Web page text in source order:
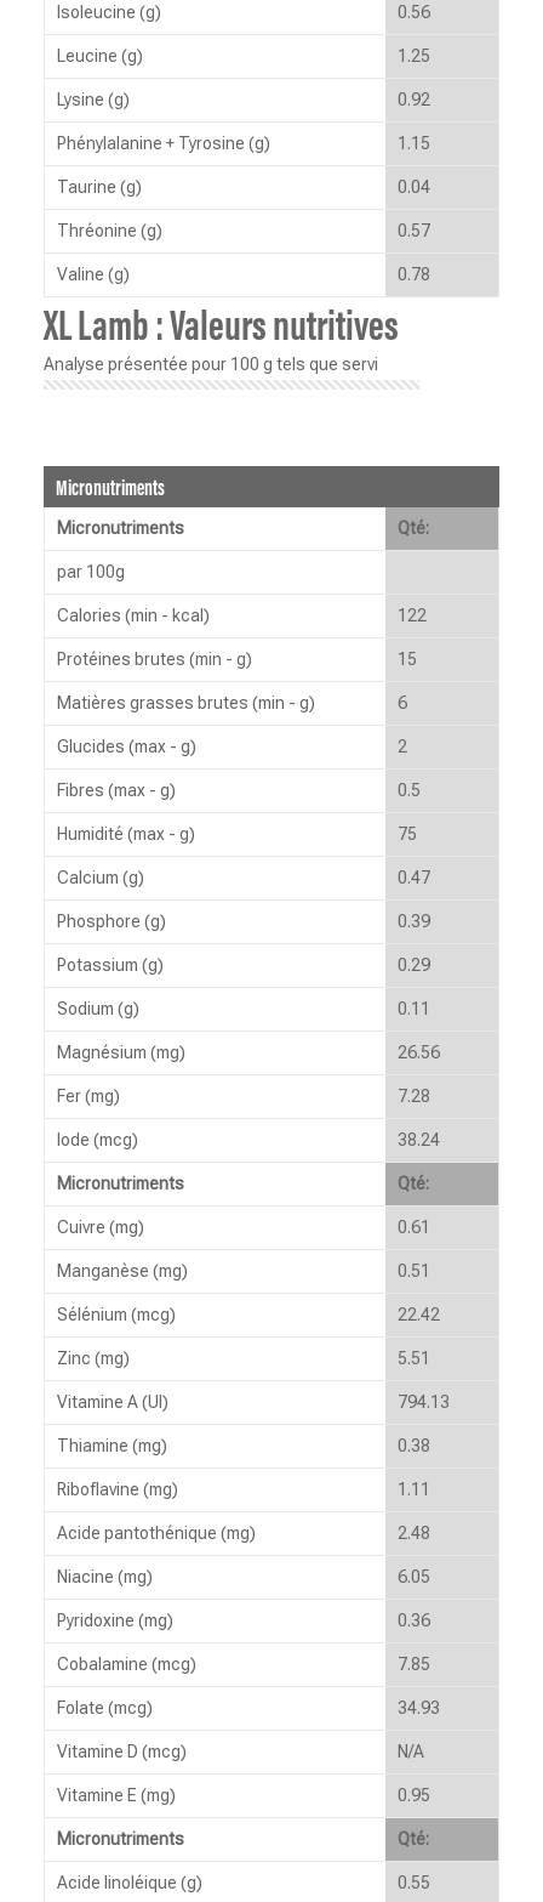
Isoleucine (g) 0.56
Leucine (g) 1.25
Lysine (g) 0.92
Phénylalanine + Tyrosine (g) 1.15
Taurine (g) 0.04
Thréonine (g) 0.57
Valine (g) 0.78
XL Lamb : Valeurs nutritives
Analyse présentée pour 100 g tels que servi
Micronutriments
Micronutriments Qté:
par 100g
Calories (min - kcal) 122
Protéines brutes (min - g) 15
Matières grasses brutes (min - g) 6
Glucides (max - g) 2
Fibres (max - g) 0.5
Humidité (max - g) 75
Calcium (g) 0.47
Phosphore (g) 0.39
Potassium (g) 0.29
Sodium (g) 0.11
Magnésium (mg) 26.56
Fer (mg) 7.28
Iode (mcg) 38.24
Micronutriments Qté:
Cuivre (mg) 0.61
Manganèse (mg) 0.51
Sélénium (mcg) 22.42
Zinc (mg) 5.51
Vitamine A (UI) 794.13
Thiamine (mg) 0.38
Riboflavine (mg) 1.11
Acide pantothénique (mg) 2.48
Niacine (mg) 6.05
Pyridoxine (mg) 0.36
Cobalamine (mcg) 7.85
Folate (mcg) 34.93
Vitamine D (mcg) N/A
Vitamine E (mg) 0.95
Micronutriments Qté:
Acide linoléique (g) 0.55